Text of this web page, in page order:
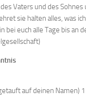
Vaters und des Sohnes
sie halten alles, was
bei euch alle Tage bis an
auf deinen Namen)